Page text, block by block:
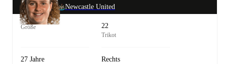
Newcastle United
Größe 22
Trikot
27 Jahre Rechts